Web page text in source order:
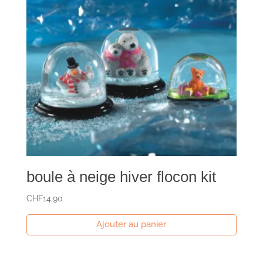
boule à neige hiver flocon kit
CHF14.90
Ajouter au panier